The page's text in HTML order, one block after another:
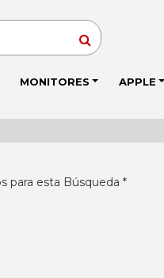
MONITORES APPLE
para esta Búsqueda *